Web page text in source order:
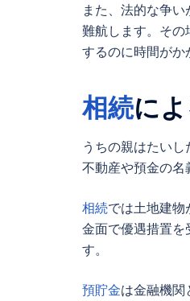
また、法的な争
難航します。その
するのに時間がか
相続に
うちの親はたいし
不動産や預金の名
相続では土地建
金面で優遇措置を
す。
預貯金は金融機関